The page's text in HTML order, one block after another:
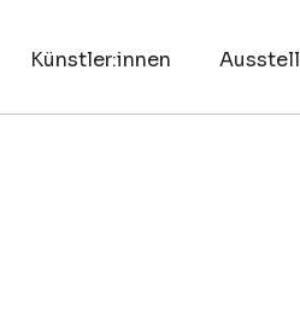
Künstler:innen